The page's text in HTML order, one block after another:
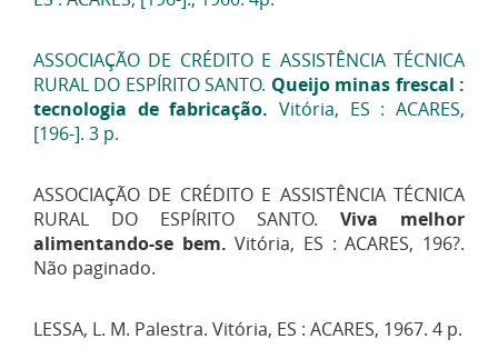
ASSOCIAÇÃO DE CRÉDITO E ASSISTÊNCIA TÉCNICA
RURAL DO ESPÍRITO SANTO. Queijo minas frescal :
tecnologia de fabricação. Vitória, ES : ACARES,
[196-]. 3 p.
ASSOCIAÇÃO DE CRÉDITO E ASSISTÊNCIA TÉCNICA
RURAL DO ESPÍRITO SANTO. Viva melhor
alimentando-se bem.Vitória, ES : ACARES, 196?.
Não paginado.
LESSA, L. M. Palestra. Vitória, ES : ACARES, 1967. 4 p.